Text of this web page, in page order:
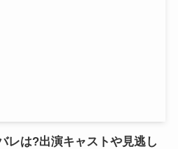
レは?出演キャストや見逃し